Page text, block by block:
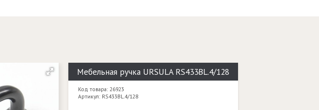
Мебельная ручка URSULA RS433BL.4/128
Код товара: 26923
Артикул: RS433BL.4/128